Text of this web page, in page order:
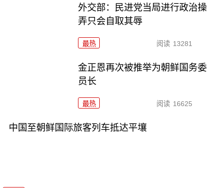
外交部：民进党当局进行政治操
弄只会自取其辱
最热 阅读 13281
金正恩再次被推举为朝鲜国务委
员长
最热 阅读 16625
中国至朝鲜国际旅客列车抵达平壤